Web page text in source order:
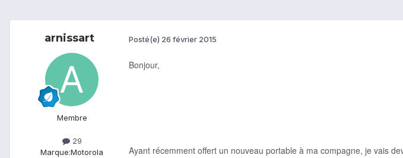
arnissart
Membre
29
Marque:Motorola
Posté(e) 26 février 2015
Bonjour,
Ayant récemment offert un nouveau portable à ma compagne, je vais